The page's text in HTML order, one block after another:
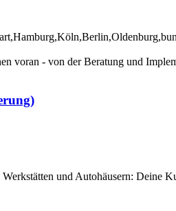
- von der Beratung und
und Autohäusern: Deine